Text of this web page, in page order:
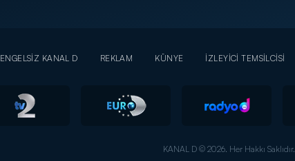
ENGELSİZ KANAL D REKLAM KÜNYE İZLEYİCİ TEMSİLCİSİ
KANAL D © 2026. Her Hakkı Saklıdır.